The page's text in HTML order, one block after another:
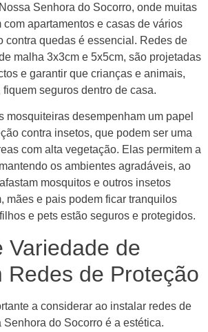
Senhora do Socorro, onde muitas
com apartamentos e casas de vários
contra quedas é essencial. Redes de
malha 3x3cm e 5x5cm, são projetadas
e garantir que crianças e animais,
seguros dentro de casa.
mosquiteiras desempenham um papel
contra insetos, que podem ser uma
com alta vegetação. Elas permitem a
os ambientes agradáveis, ao
mosquitos e outros insetos
mães e pais podem ficar tranquilos
e pets estão seguros e protegidos.
Variedade de
Redes de Proteção
a considerar ao instalar redes de
Senhora do Socorro é a estética.